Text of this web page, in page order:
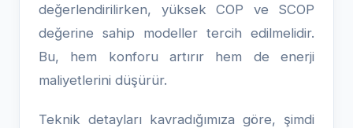
değerlendirilirken, yüksek COP ve SCOP
değerine sahip modeller tercih edilmelidir.
Bu, hem konforu artırır hem de enerji
maliyetlerini düşürür.
Teknik detayları kavradığımıza göre, şimdi